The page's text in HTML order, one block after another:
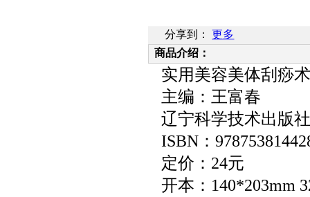
分享到：
更多
商品介绍：
实用美容美体刮痧术
主编：王富春
辽宁科学技术出版社
ISBN ：
定价： 24元
开本： 140*203mm